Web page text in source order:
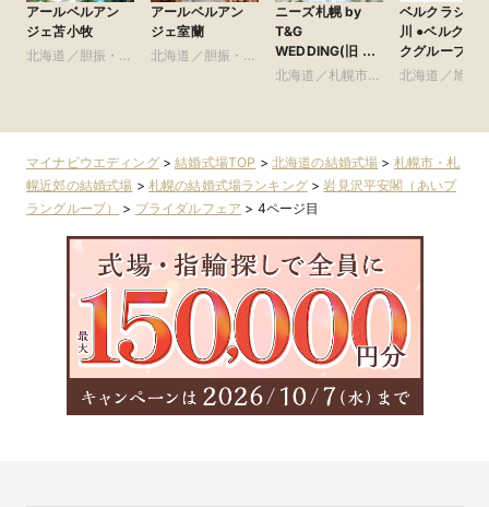
アールベルアン
ジェ苫小牧
北海道／胆振・日
アールベルアン
ジェ室蘭
北海道／胆振・日
ニーズ札幌 by
T&G
WEDDING(旧 ヒ
ルサイドクラブ迎
北海道／札幌市・
ベルクラシッ
川 ●ベルクラシッ
クグループ
北海道／旭川
マイナビウエディング>結婚式場TOP > 北海道の結婚式場 > 札幌市・札
幌近郊の結婚式場 > 札幌の結婚式場ランキング>岩見沢平安閣（あいプ
ラングループ）
> ブライダルフェア > 4ページ目